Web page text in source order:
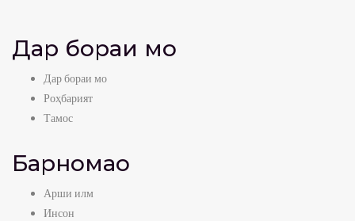
Дар бораи мо
Дар бораи мо
Роҳбарият
Тамос
Барномаҳо
Арши илм
Инсон